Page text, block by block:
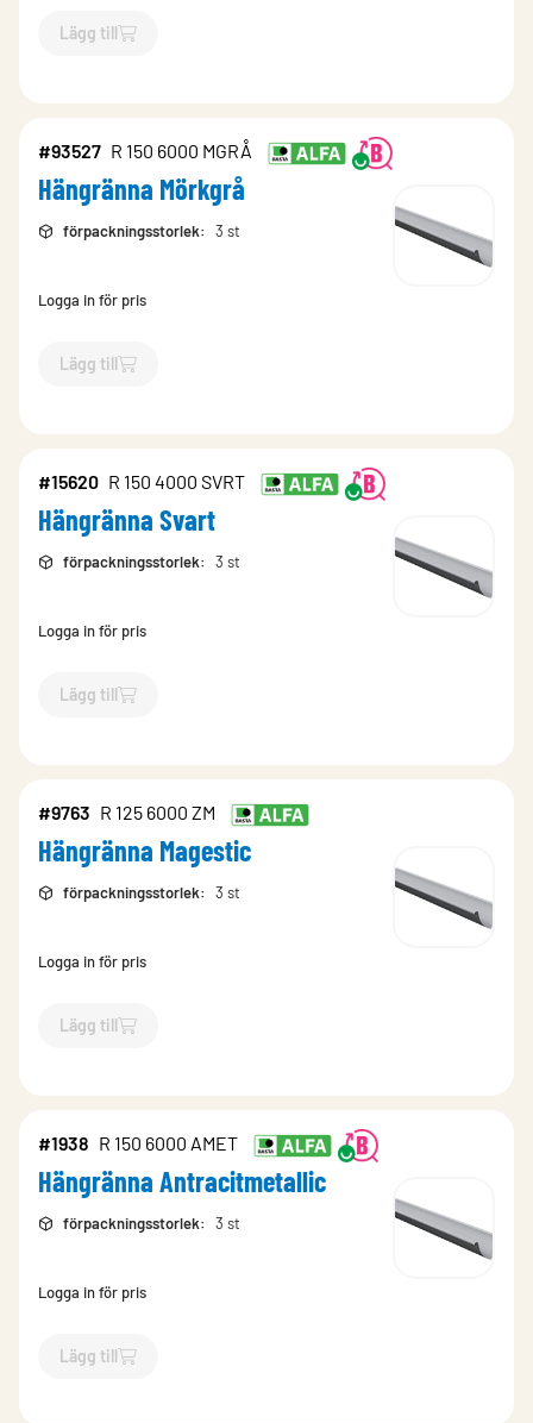
Lägg till
`$Lägg till
#93527 R 150 6000 MGRÅ
Hängränna Mörkgrå
förpackningsstorlek: 3 st
Logga in för pris
Lägg till
`$Lägg till
#15620 R 150 4000 SVRT
Hängränna Svart
förpackningsstorlek: 3 st
Logga in för pris
Lägg till
`$Lägg till
#9763 R 125 6000 ZM
Hängränna Magestic
förpackningsstorlek: 3 st
Logga in för pris
Lägg till
`$Lägg till
#1938 R 150 6000 AMET
Hängränna Antracitmetallic
förpackningsstorlek: 3 st
Logga in för pris
Lägg till
`$Lägg till